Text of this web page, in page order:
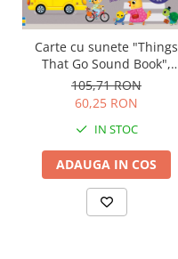
Carte cu sunete "Things
That Go Sound Book",
cartonata, Usborne
105,71 RON
60,25 RON
IN STOC
ADAUGA IN COS